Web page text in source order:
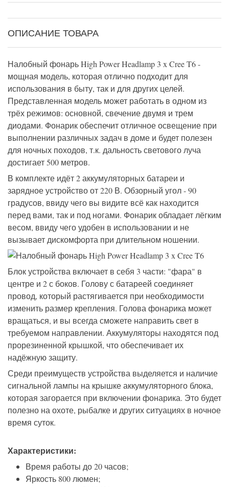
ОПИСАНИЕ ТОВАРА
Налобный фонарь High Power Headlamp 3 x Cree T6 -
мощная модель, которая отлично подходит для
использования в быту, так и для других целей.
Представленная модель может работать в одном из
трёх режимов: основной, свечение двумя и трем
диодами. Фонарик обеспечит отличное освещение при
выполнении различных задач в доме и будет полезен
для ночных походов, т.к. дальность светового луча
достигает 500 метров.
В комплекте идёт 2 аккумуляторных батареи и
зарядное устройство от 220 В. Обзорный угол - 90
градусов, ввиду чего вы видите всё как находится
перед вами, так и под ногами. Фонарик обладает лёгким
весом, ввиду чего удобен в использовании и не
вызывает дискомфорта при длительном ношении.
Блок устройства включает в себя 3 части: "фара" в
центре и 2 с боков. Голову с батареей соединяет
провод, который растягивается при необходимости
изменить размер крепления. Голова фонарика может
вращаться, и вы всегда сможете направить свет в
требуемом направлении. Аккумуляторы находятся под
прорезиненной крышкой, что обеспечивает их
надёжную защиту.
Среди преимуществ устройства выделяется и наличие
сигнальной лампы на крышке аккумуляторного блока,
которая загорается при включении фонарика. Это будет
полезно на охоте, рыбалке и других ситуациях в ночное
время суток.
Характеристики:
Время работы до 20 часов;
Яркость 800 люмен;